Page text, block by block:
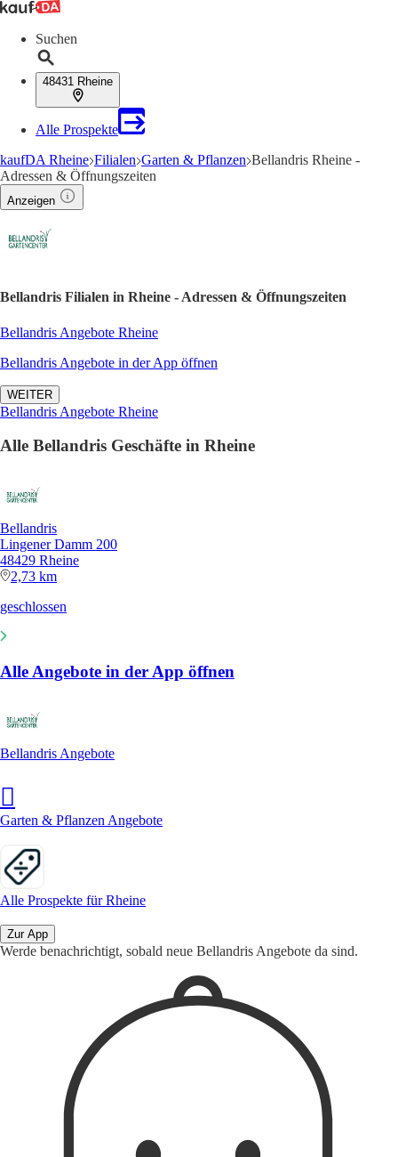
Suchen
48431 Rheine
Alle Prospekte
kaufDA Rheine Filialen Garten & Pflanzen Bellandris Rheine -
Adressen & Öffnungszeiten
Anzeigen
Bellandris Filialen in Rheine - Adressen & Öffnungszeiten
Bellandris Angebote Rheine
Bellandris Angebote in der App öffnen
WEITER
Bellandris Angebote Rheine
Alle Bellandris Geschäfte in Rheine
Bellandris
Lingener Damm 200
48429 Rheine
2,73 km
geschlossen
Alle Angebote in der App öffnen
Bellandris Angebote
Garten & Pflanzen Angebote
Alle Prospekte für Rheine
Zur App
Werde benachrichtigt, sobald neue Bellandris Angebote da sind.